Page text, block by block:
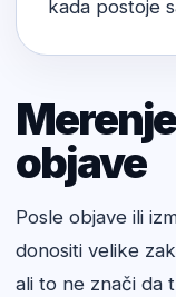
kada postoje
objave
Posle objave ili
donositi velike
ali to ne znači da